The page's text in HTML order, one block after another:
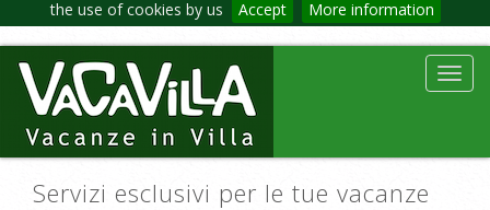
the use of cookies by us Accept More information
Servizi esclusivi per le tue vacanze